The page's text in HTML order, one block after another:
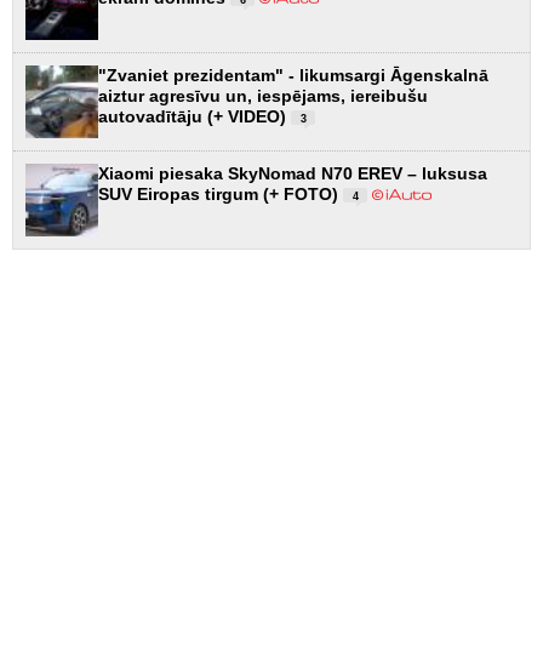
"Zvaniet prezidentam" - likumsargi Āgenskalnā
aiztur agresīvu un, iespējams, iereibušu
autovadītāju (+ VIDEO)
3
Xiaomi piesaka SkyNomad N70 EREV – luksusa
SUV Eiropas tirgum (+ FOTO)
4